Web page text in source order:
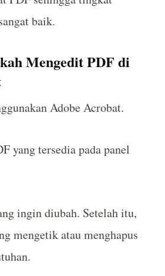
baik.
Mengedit PDF di
Adobe Acrobat.
yang tersedia pada panel
ingin diubah. Setelah itu,
mengetik atau menghapus